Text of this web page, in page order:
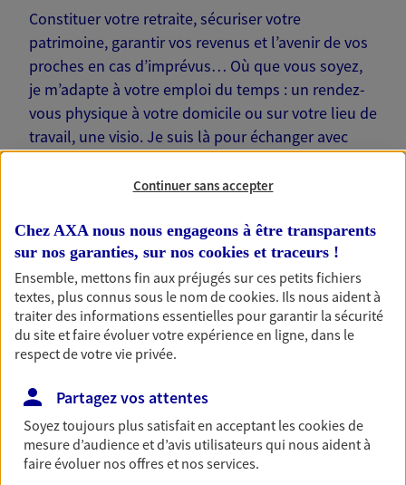
Constituer votre retraite, sécuriser votre
patrimoine, garantir vos revenus et l’avenir de vos
proches en cas d’imprévus… Où que vous soyez,
je m’adapte à votre emploi du temps : un rendez-
vous physique à votre domicile ou sur votre lieu de
travail, une visio. Je suis là pour échanger avec
Nos offres phares
Épargne
immobilier, études des enfants ou voyage autour
du monde… Épargnez à votre rythme et
simplement, selon votre profil.
Découvrir les offres Épargne
Continuer sans accepter
Chez AXA nous nous engageons à être transparents
sur nos garanties, sur nos cookies et traceurs !
Ensemble, mettons fin aux préjugés sur ces petits fichiers
textes, plus connus sous le nom decookies. Ils nous aident à
traiter des informations essentielles pour garantir la sécurité
du site et faire évoluer votre expérience en ligne, dans le
respect de votre vie privée.
Partagez vos attentes
Soyez toujours plus satisfait en acceptant lescookiesde
mesure d’audience et d’avis utilisateurs qui nous aident à
faire évoluer nos offres et nos services.